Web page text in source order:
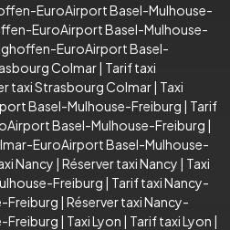
EuroAirport Basel-Mulhouse-
EuroAirport Basel-Mulhouse-
EuroAirport Basel-
Colmar| Tarif taxi
taxi Strasbourg Colmar| Taxi
Basel-Mulhouse-Freiburg | Tarif
Basel-Mulhouse-Freiburg |
EuroAirport Basel-Mulhouse-
Nancy | Réserver taxi Nancy | Taxi
Freiburg | Tarif taxi Nancy-
Freiburg | Réserver taxi Nancy-
Freiburg | Taxi Lyon | Tarif taxi Lyon |